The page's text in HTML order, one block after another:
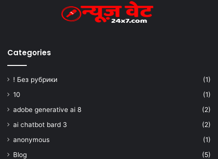
Categories
! Без рубрики
(1)
10
(1)
adobe generative ai 8
(2)
ai chatbot bard 3
(2)
anonymous
(1)
Blog
(5)